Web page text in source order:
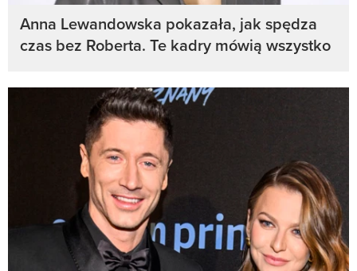
Anna Lewandowska pokazała, jak spędza
czas bez Roberta. Te kadry mówią wszystko